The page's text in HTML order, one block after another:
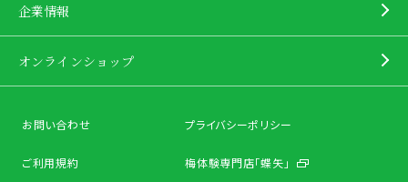
企業情報
オンラインショップ
お問い合わせ プライバシーポリシー
ご利用規約 梅体験専門店「蝶矢」